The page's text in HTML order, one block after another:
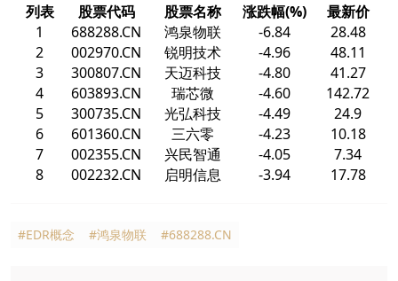
列表
股票代码 股票名称 涨跌幅(%)
最新价
1
688288.CN 鸿泉物联 -6.84
28.48
2
002970.CN 锐明技术 -4.96
48.11
3
300807.CN 天迈科技 -4.80
41.27
4
603893.CN 瑞芯微 -4.60
142.72
5
300735.CN 光弘科技 -4.49
24.9
6
601360.CN 三六零 -4.23
10.18
7
002355.CN 兴民智通 -4.05
7.34
8
002232.CN 启明信息 -3.94 17.78
#EDR概念 #鸿泉物联 #688288.CN